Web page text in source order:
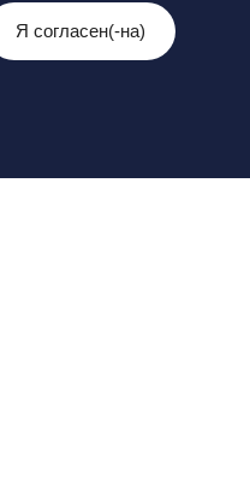
Я согласен(-на)